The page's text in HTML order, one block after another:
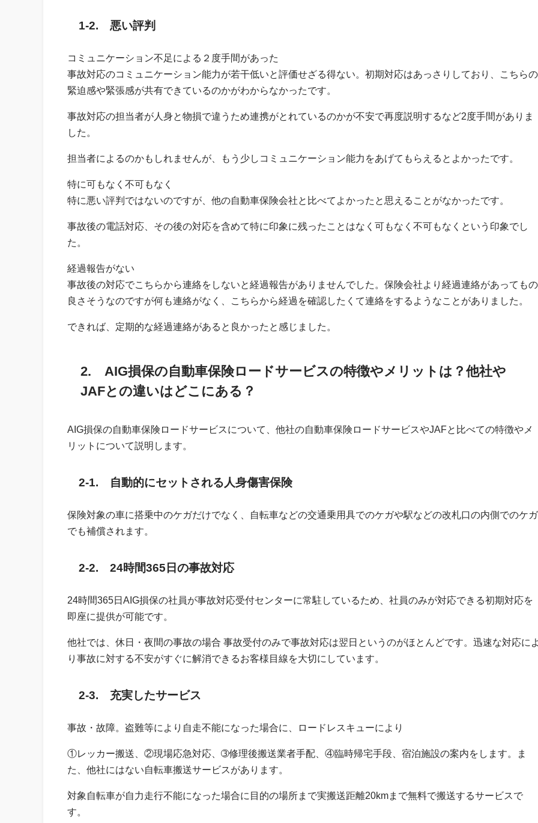
1-2. 悪い評判
コミュニケーション不足による２度手間があった
事故対応のコミュニケーション能力が若干低いと評価せざる得ない。初期対応はあっさりしており、こちらの
緊迫感や緊張感が共有できているのかがわからなかったです。
事故対応の担当者が人身と物損で違うため連携がとれているのかが不安で再度説明するなど2度手間がありま
した。
担当者によるのかもしれませんが、もう少しコミュニケーション能力をあげてもらえるとよかったです。
特に可もなく不可もなく
特に悪い評判ではないのですが、他の自動車保険会社と比べてよかったと思えることがなかったです。
事故後の電話対応、その後の対応を含めて特に印象に残ったことはなく可もなく不可もなくという印象でし
た。
経過報告がない
事故後の対応でこちらから連絡をしないと経過報告がありませんでした。保険会社より経過連絡があってもの
良さそうなのですが何も連絡がなく、こちらから経過を確認したくて連絡をするようなことがありました。
できれば、定期的な経過連絡があると良かったと感じました。
2. AIG損保の自動車保険ロードサービスの特徴やメリットは？他社や
JAFとの違いはどこにある？
AIG損保の自動車保険ロードサービスについて、他社の自動車保険ロードサービスやJAFと比べての特徴やメ
リットについて説明します。
2-1. 自動的にセットされる人身傷害保険
保険対象の車に搭乗中のケガだけでなく、自転車などの交通乗用具でのケガや駅などの改札口の内側でのケガ
でも補償されます。
2-2. 24時間365日の事故対応
24時間365日AIG損保の社員が事故対応受付センターに常駐しているため、社員のみが対応できる初期対応を
即座に提供が可能です。
他社では、休日・夜間の事故の場合 事故受付のみで事故対応は翌日というのがほとんどです。迅速な対応に
り事故に対する不安がすぐに解消できるお客様目線を大切にしています。
2-3. 充実したサービス
事故・故障。盗難等により自走不能になった場合に、ロードレスキューにより
①レッカー搬送、②現場応急対応、➂修理後搬送業者手配、④臨時帰宅手段、宿泊施設の案内をします。ま
た、他社にはない自転車搬送サービスがあります。
対象自転車が自力走行不能になった場合に目的の場所まで実搬送距離20kmまで無料で搬送するサービスで
す。